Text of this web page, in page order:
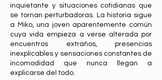
inquietante y situaciones cotidianas que
se tornan perturbadoras. La historia sigue
a Miko, una joven aparentemente común
cuya vida empieza a verse alterada por
encuentros extraños, presencias
inexplicables y sensaciones constantes de
incomodidad que nunca llegan a
explicarse del todo.